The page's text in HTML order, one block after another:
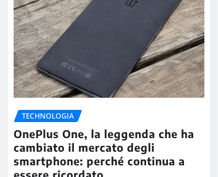
TECHNOLOGIA
OnePlus One, la leggenda che ha
cambiato il mercato degli
smartphone: perché continua a